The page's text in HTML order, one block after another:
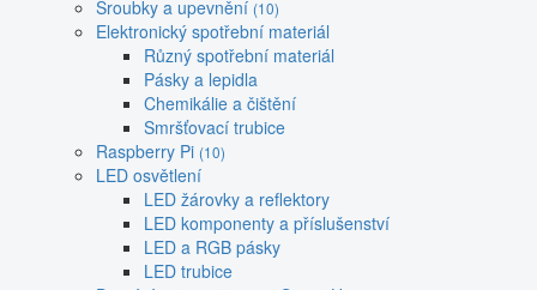
Šroubky a upevnění (10)
Elektronický spotřební materiál
Různý spotřební materiál
Pásky a lepidla
Chemikálie a čištění
Smršťovací trubice
Raspberry Pi (10)
LED osvětlení
LED žárovky a reflektory
LED komponenty a příslušenství
LED a RGB pásky
LED trubice